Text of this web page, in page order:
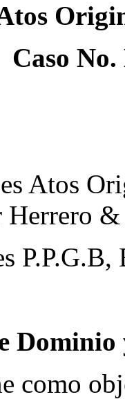
Caso
Atos
Herrero
P.P.G.B,
como